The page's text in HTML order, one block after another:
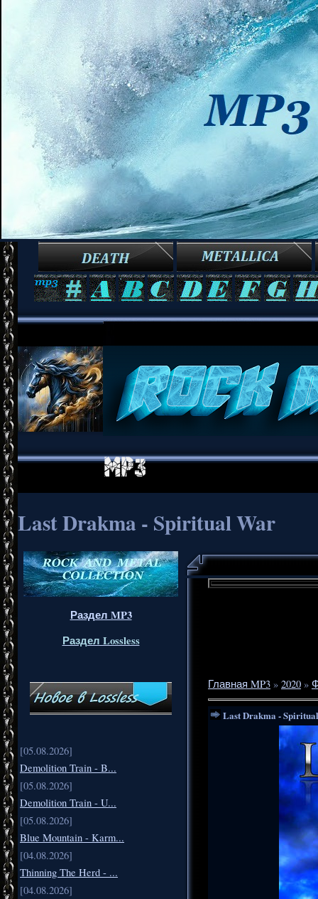
Last Drakma - Spiritual War
Раздел MP3
Раздел Lossless
[05.08.2026]
Demolition Train - B...
[05.08.2026]
Demolition Train - U...
[05.08.2026]
Blue Mountain - Karm...
[04.08.2026]
Thinning The Herd - ...
[04.08.2026]
Главная MP3 » 2020 »
Last Drakma -